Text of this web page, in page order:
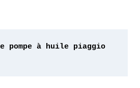
pompe à huile piaggio